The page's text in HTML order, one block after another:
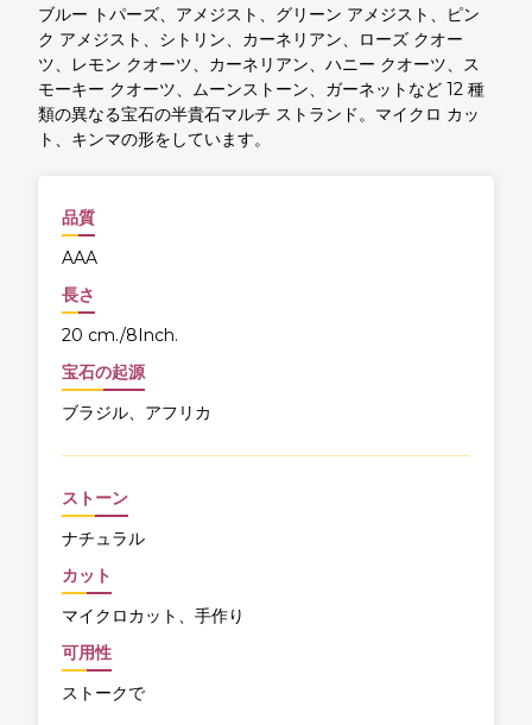
ブルー トパーズ、アメジスト、グリーン アメジスト、ピン
ク アメジスト、シトリン、カーネリアン、ローズ クオー
ツ、レモン クオーツ、カーネリアン、ハニー クオーツ、ス
モーキー クオーツ、ムーンストーン、ガーネットなど 12 種
類の異なる宝石の半貴石マルチ ストランド。マイクロ カッ
ト、キンマの形をしています。
品質
AAA
長さ
20 cm./8Inch.
宝石の起源
ブラジル、アフリカ
ストーン
ナチュラル
カット
マイクロカット、手作り
可用性
ストークで